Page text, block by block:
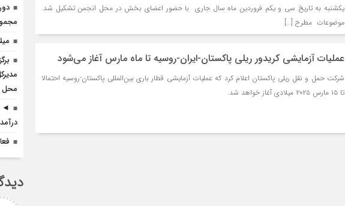
یکشنبه به تاریخ سی و یکم فروردین ماه سال جاری با حضور اعضای بخش در محل انجمن تشکیل شد.
موضوعات مطرح […]
عملیات آزمایشی کریدور ریلی پاکستان-ایران-روسیه تا ماه مارس آغاز می‌شود
شرکت حمل و نقل ریلی پاکستان اعلام کرد که عملیات آزمایشی قطار باری بین‌المللی پاکستان-روسیه احتمالا
تا ۱۵ مارس ۲۰۲۵ میلادی آغاز خواهد شد.
محل
◄